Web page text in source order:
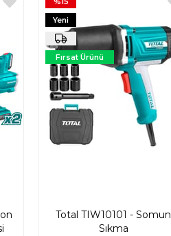
Total TIW10101 - Somun
Sıkma
Yeni
Ürün
Fırsat Ürünü